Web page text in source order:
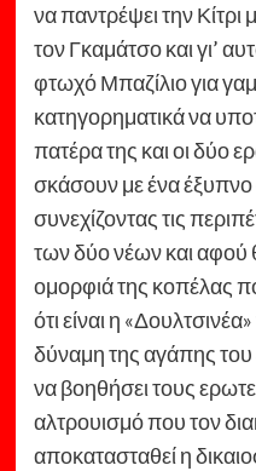
να παντρέψει την Κίτρι
τον Γκαμάτσο και γι’
φτωχό Μπαζίλιο για
κατηγορηματικά να
πατέρα της και οι δύο
σκάσουν με ένα
συνεχίζοντας τις
των δύο νέων και αφού
ομορφιά της κοπέλας
ότι είναι η
δύναμη της αγάπης του
να βοηθήσει τους
αλτρουισμό που τον
αποκατασταθεί η